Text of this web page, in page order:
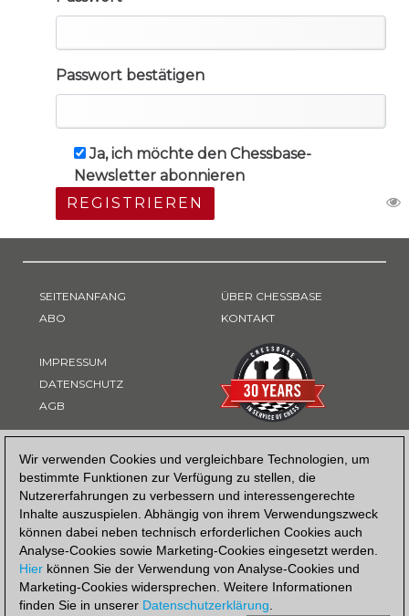
Wir verwenden Cookies und vergleichbare Technologien, um
bestimmte Funktionen zur Verfügung zu stellen, die
Nutzererfahrungen zu verbessern und interessengerechte
Inhalte auszuspielen. Abhängig von ihrem Verwendungszweck
können dabei neben technisch erforderlichen Cookies auch
Analyse-Cookies sowie Marketing-Cookies eingesetzt werden.
Hier können Sie der Verwendung von Analyse-Cookies und
Marketing-Cookies widersprechen. Weitere Informationen
finden Sie in unserer Datenschutzerklärung.
Passwort bestätigen
Ja, ich möchte den Chessbase-
Newsletter abonnieren
REGISTRIEREN
SEITENANFANG
ABO
IMPRESSUM
DATENSCHUTZ
AGB
ÜBER CHESSBASE
KONTAKT
ZAHLUNGSART